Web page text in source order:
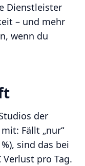
Dienstleister
– und mehr
wenn du
der
Fällt „nur“
sind das bei
Verlust pro Tag.